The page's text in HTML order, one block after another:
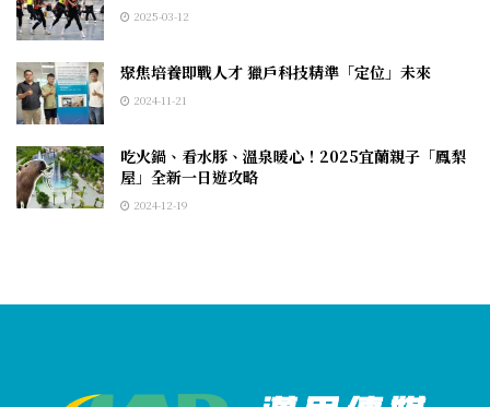
2025-03-12
聚焦培養即戰人才 獵戶科技精準「定位」未來
2024-11-21
吃火鍋、看水豚、溫泉暖心！2025宜蘭親子「鳳梨
屋」全新一日遊攻略
2024-12-19